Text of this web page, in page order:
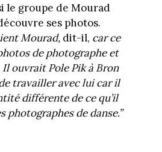
le groupe de Mourad
ses photos.
Mourad,dit-il, car ce
de photographe et
Il ouvrait Pole Pik à Bron
travailler avec lui car il
différente de ce qu’il
photographes de danse.”